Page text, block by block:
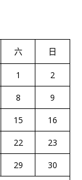
六 日
1
2
8
9
15
16
22
23
29
30